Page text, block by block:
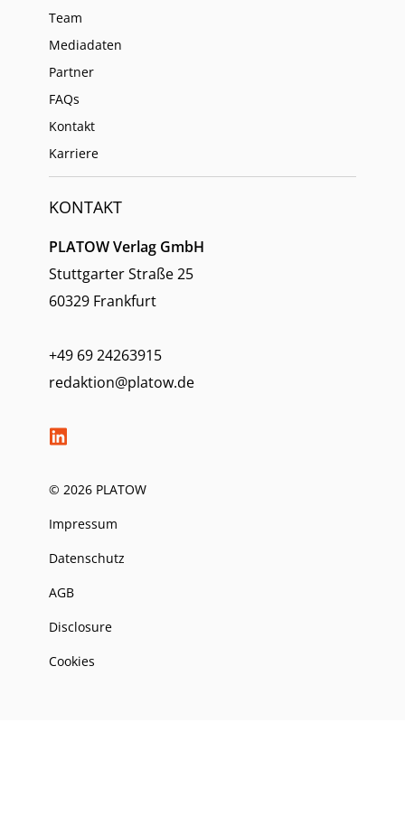
Team
Mediadaten
Partner
FAQs
Kontakt
Karriere
KONTAKT
PLATOW Verlag GmbH
Stuttgarter Straße 25
60329 Frankfurt
+49 69 24263915
redaktion@platow.de
© 2026 PLATOW
Impressum
Datenschutz
AGB
Disclosure
Cookies